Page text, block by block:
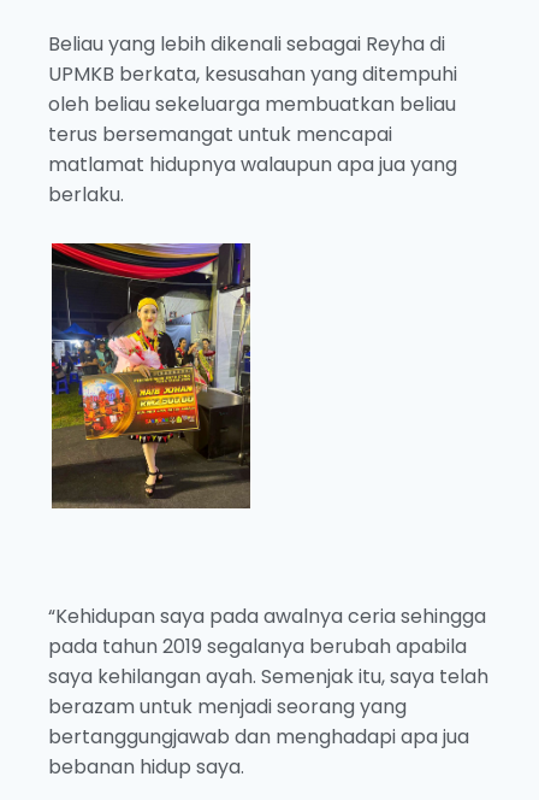
Beliau yang lebih dikenali sebagai Reyha di
UPMKB berkata, kesusahan yang ditempuhi
oleh beliau sekeluarga membuatkan beliau
terus bersemangat untuk mencapai
matlamat hidupnya walaupun apa jua yang
berlaku.
“Kehidupan saya pada awalnya ceria sehingga
pada tahun 2019 segalanya berubah apabila
saya kehilangan ayah. Semenjak itu, saya telah
berazam untuk menjadi seorang yang
bertanggungjawab dan menghadapi apa jua
bebanan hidup saya.